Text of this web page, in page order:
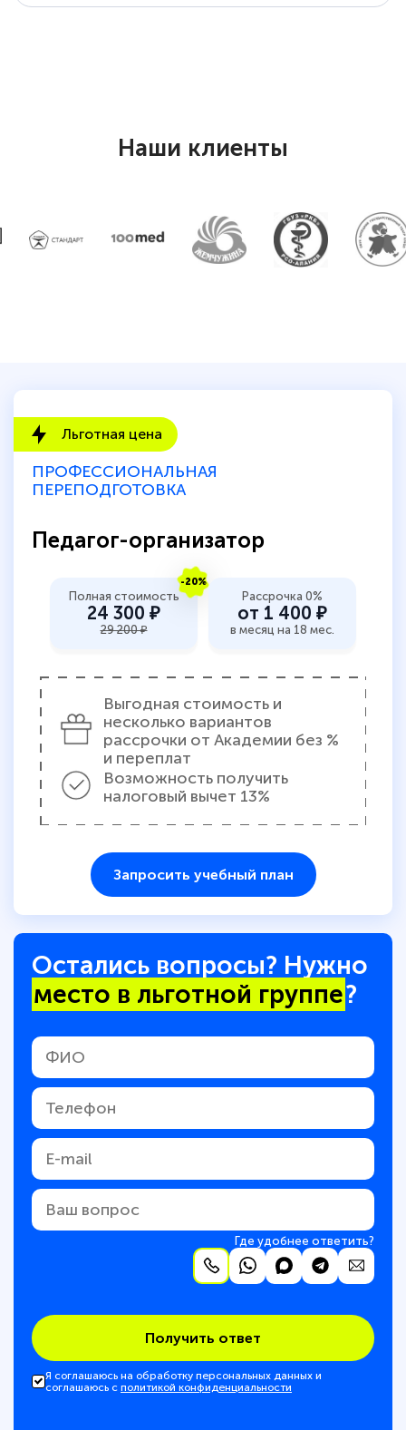
Наши клиенты
Льготная цена
ПРОФЕССИОНАЛЬНАЯ
ПЕРЕПОДГОТОВКА
Педагог-организатор
-20%
Полная стоимость
24 300 ₽
29 200 ₽
Рассрочка 0%
от 1 400 ₽
в месяц на 18 мес.
Выгодная стоимость и
несколько вариантов
рассрочки от Академии без %
и переплат
Возможность получить
налоговый вычет 13%
Запросить учебный план
Остались вопросы? Нужно
место в льготной группе?
Где удобнее ответить?
Получить ответ
Я соглашаюсь на обработку персональных данных и
соглашаюсь с политикой конфиденциальности